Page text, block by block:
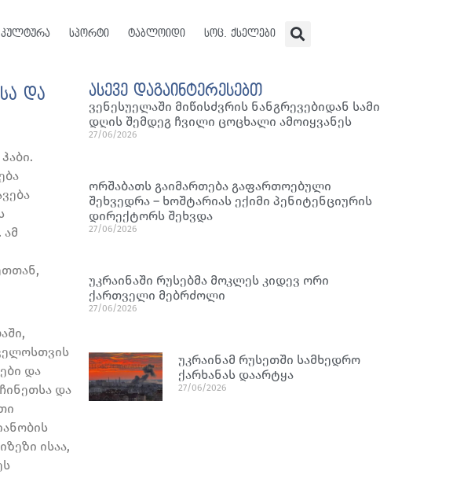
კულტურა სპორტი ტაბლოიდი სოც. ქსელები
და
და
და
ისაა,
ასევე დაგაინტერესებთ
ვენესუელაში მიწისძვრის ნანგრევებიდან სამი
დღის შემდეგ ჩვილი ცოცხალი ამოიყვანეს
27/06/2026
ორშაბათს გაიმართება გაფართოებული
შეხვედრა – ხოშტარიას ექიმი პენიტენციურის
დირექტორს შეხვდა
27/06/2026
უკრაინაში რუსებმა მოკლეს კიდევ ორი
ქართველი მებრძოლი
27/06/2026
უკრაინამ რუსეთში სამხედრო
ქარხანას დაარტყა
27/06/2026